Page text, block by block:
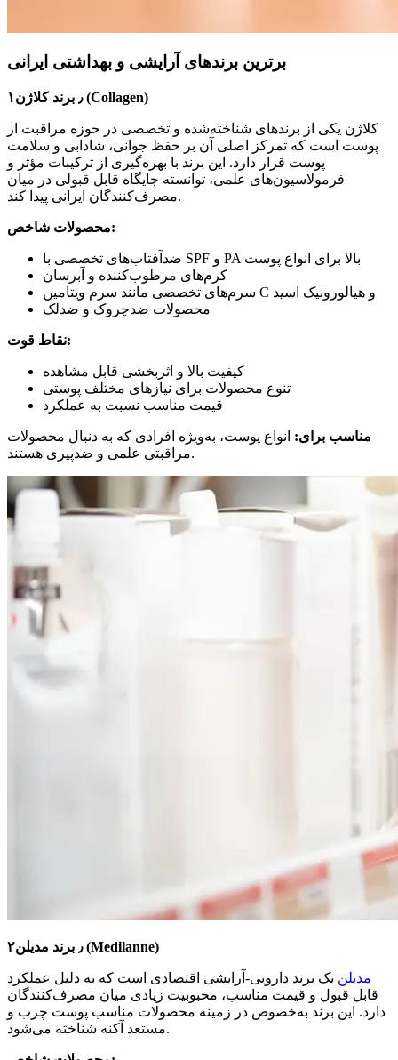
برترین برندهای آرایشی و بهداشتی ایرانی
۱٫ برند کلاژن (Collagen)
کلاژن یکی از برندهای شناخته‌شده و تخصصی در حوزه مراقبت از
پوست است که تمرکز اصلی آن بر حفظ جوانی، شادابی و سلامت
پوست قرار دارد. این برند با بهره‌گیری از ترکیبات مؤثر و
فرمولاسیون‌های علمی، توانسته جایگاه قابل قبولی در میان
مصرف‌کنندگان ایرانی پیدا کند.
محصولات شاخص:
ضدآفتاب‌های تخصصی با SPF و PA بالا برای انواع پوست
کرم‌های مرطوب‌کننده و آبرسان
سرم‌های تخصصی مانند سرم ویتامین C و هیالورونیک اسید
محصولات ضدچروک و ضدلک
نقاط قوت:
کیفیت بالا و اثربخشی قابل مشاهده
تنوع محصولات برای نیازهای مختلف پوستی
قیمت مناسب نسبت به عملکرد
مناسب برای: انواع پوست، به‌ویژه افرادی که به دنبال محصولات
مراقبتی علمی و ضدپیری هستند.
۲٫ برند مدیلن (Medilanne)
مدیلن یک برند دارویی-آرایشی اقتصادی است که به دلیل عملکرد
قابل قبول و قیمت مناسب، محبوبیت زیادی میان مصرف‌کنندگان
دارد. این برند به‌خصوص در زمینه محصولات مناسب پوست چرب و
مستعد آکنه شناخته می‌شود.